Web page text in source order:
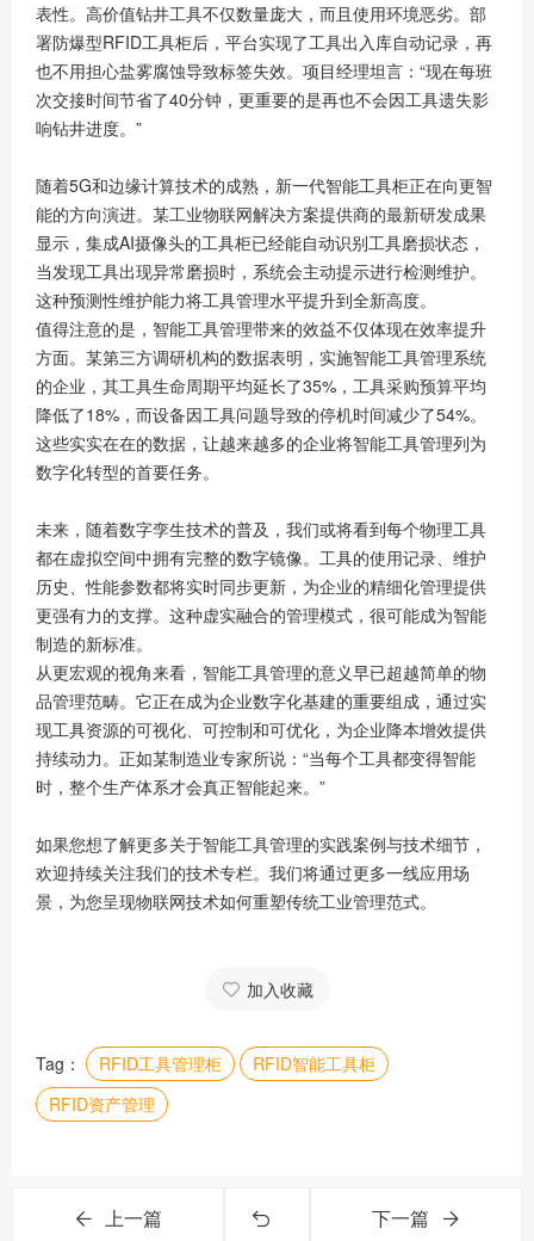
表性。高价值钻井工具不仅数量庞大，而且使用环境恶劣。部
署防爆型RFID工具柜后，平台实现了工具出入库自动记录，再
也不用担心盐雾腐蚀导致标签失效。项目经理坦言：“现在每班
次交接时间节省了40分钟，更重要的是再也不会因工具遗失影
响钻井进度。”
随着5G和边缘计算技术的成熟，新一代智能工具柜正在向更智
能的方向演进。某工业物联网解决方案提供商的最新研发成果
显示，集成AI摄像头的工具柜已经能自动识别工具磨损状态，
当发现工具出现异常磨损时，系统会主动提示进行检测维护。
这种预测性维护能力将工具管理水平提升到全新高度。
值得注意的是，智能工具管理带来的效益不仅体现在效率提升
方面。某第三方调研机构的数据表明，实施智能工具管理系统
的企业，其工具生命周期平均延长了35%，工具采购预算平均
降低了18%，而设备因工具问题导致的停机时间减少了54%。
这些实实在在的数据，让越来越多的企业将智能工具管理列为
数字化转型的首要任务。
未来，随着数字孪生技术的普及，我们或将看到每个物理工具
都在虚拟空间中拥有完整的数字镜像。工具的使用记录、维护
历史、性能参数都将实时同步更新，为企业的精细化管理提供
更强有力的支撑。这种虚实融合的管理模式，很可能成为智能
制造的新标准。
从更宏观的视角来看，智能工具管理的意义早已超越简单的物
品管理范畴。它正在成为企业数字化基建的重要组成，通过实
现工具资源的可视化、可控制和可优化，为企业降本增效提供
持续动力。正如某制造业专家所说：“当每个工具都变得智能
时，整个生产体系才会真正智能起来。”
如果您想了解更多关于智能工具管理的实践案例与技术细节，
欢迎持续关注我们的技术专栏。我们将通过更多一线应用场
景，为您呈现物联网技术如何重塑传统工业管理范式。
加入收藏
Tag： RFID工具管理柜
RFID智能工具柜
RFID资产管理
上一篇 下一篇